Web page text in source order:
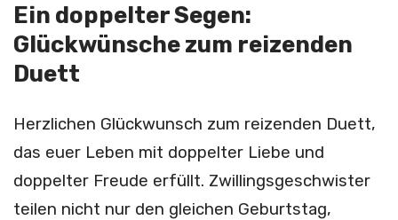
Ein doppelter Segen:
Glückwünsche zum reizenden
Duett
Herzlichen Glückwunsch zum reizenden Duett,
das euer Leben mit doppelter Liebe und
doppelter Freude erfüllt. Zwillingsgeschwister
teilen nicht nur den gleichen Geburtstag,